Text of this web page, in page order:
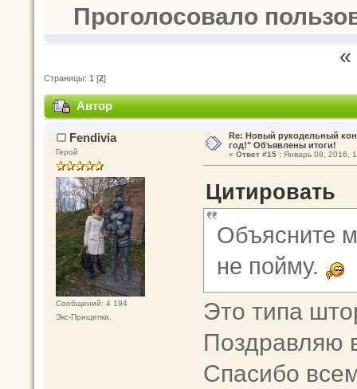
Проголосовало
Страницы: 1 [2]
Автор
Тема: Рукодельный конкурс
Fendivia
Герой
Сообщений: 4 194
Экс-Прищепка.
Re: Новый рукодельный
год!" Объявлены итоги!
« Ответ #15 :Январь 08, 2016,
Цитировать
Объясните
не пойму.
Это типа
Поздравляю
Спасибо